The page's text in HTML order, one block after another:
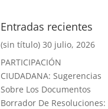
Entradas recientes
(sin título) 30 julio, 2026
PARTICIPACIÓN
CIUDADANA: Sugerencias
Sobre Los Documentos
Borrador De Resoluciones: